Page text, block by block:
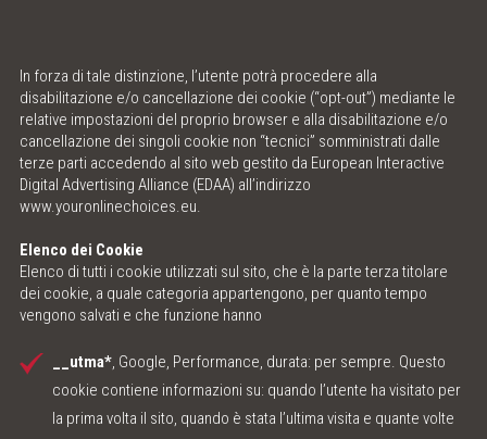
In forza di tale distinzione, l’utente potrà procedere alla
disabilitazione e/o cancellazione dei cookie (“opt-out”) mediante le
relative impostazioni del proprio browser e alla disabilitazione e/o
cancellazione dei singoli cookie non “tecnici” somministrati dalle
terze parti accedendo al sito web gestito da European Interactive
Digital Advertising Alliance (EDAA) all’indirizzo
www.youronlinechoices.eu
Elenco dei Cookie
Elenco di tutti i cookie utilizzati sul sito, che è la parte terza titolare
dei cookie, a quale categoria appartengono, per quanto tempo
vengono salvati e che funzione hanno
__utma*, Google, Performance, durata: per sempre. Questo
cookie contiene informazioni su: quando l’utente ha visitato per
la prima volta il sito, quando è stata l’ultima visita e quante volte